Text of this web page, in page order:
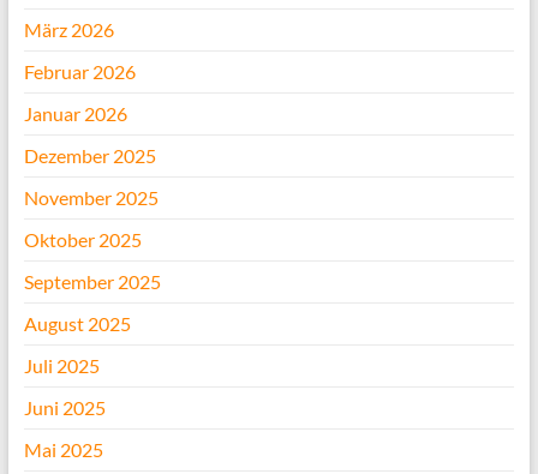
März 2026
Februar 2026
Januar 2026
Dezember 2025
November 2025
Oktober 2025
September 2025
August 2025
Juli 2025
Juni 2025
Mai 2025